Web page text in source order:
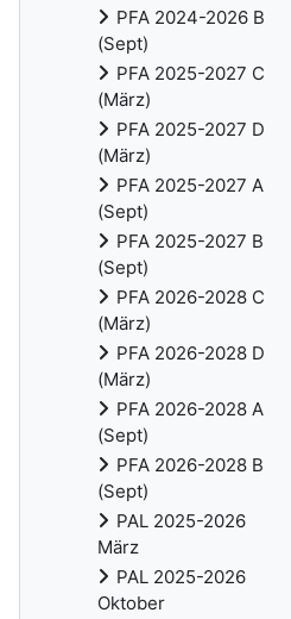
PFA 2024-2026 B
(Sept)
PFA 2025-2027 C
(März)
PFA 2025-2027 D
(März)
PFA 2025-2027 A
(Sept)
PFA 2025-2027 B
(Sept)
PFA 2026-2028 C
(März)
PFA 2026-2028 D
(März)
PFA 2026-2028 A
(Sept)
PFA 2026-2028 B
(Sept)
PAL 2025-2026
März
PAL 2025-2026
Oktober